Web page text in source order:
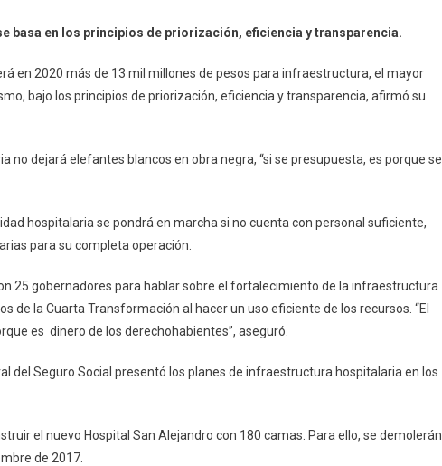
El
Presupuesto
En
En
basa en los principios de priorización, eficiencia y transparencia.
en 2020 más de 13 mil millones de pesos para infraestructura, el mayor
bajo los principios de priorización, eficiencia y transparencia, afirmó su
no dejará elefantes blancos en obra negra, “si se presupuesta, es porque se
hospitalaria se pondrá en marcha si no cuenta con personal suficiente,
para su completa operación.
25 gobernadores para hablar sobre el fortalecimiento de la infraestructura
de la Cuarta Transformación al hacer un uso eficiente de los recursos. “El
es dinero de los derechohabientes”, aseguró.
del Seguro Social presentó los planes de infraestructura hospitalaria en los
el nuevo Hospital San Alejandro con 180 camas. Para ello, se demolerán
de 2017.